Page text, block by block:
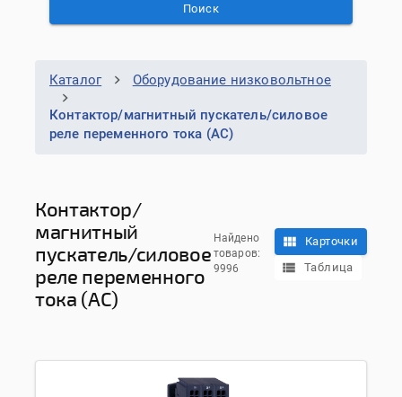
Поиск
Каталог Оборудование низковольтное
Контактор/магнитный пускатель/силовое
реле переменного тока (АС)
Контактор/
магнитный
пускатель/силовое
реле переменного
тока (АС)
Найдено
товаров:
9996
Карточки
Таблица